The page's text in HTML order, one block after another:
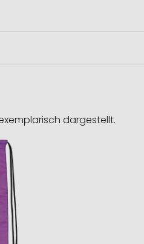
dargestellt.